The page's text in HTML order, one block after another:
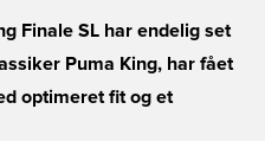
Finale SL har endelig set
Puma King, har fået
optimeret fit og et